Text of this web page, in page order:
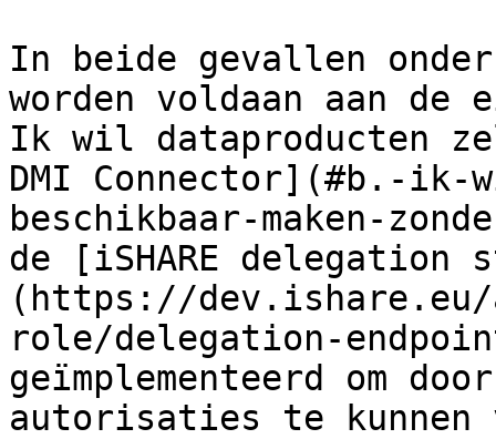
In beide gevallen
worden voldaan aan
Ik wil dataproducten
DMI Connector](#b.-
beschikbaar-maken-
de [iSHARE delegation
(https://
role/delegation-
geïmplementeerd om
autorisaties te kunnen